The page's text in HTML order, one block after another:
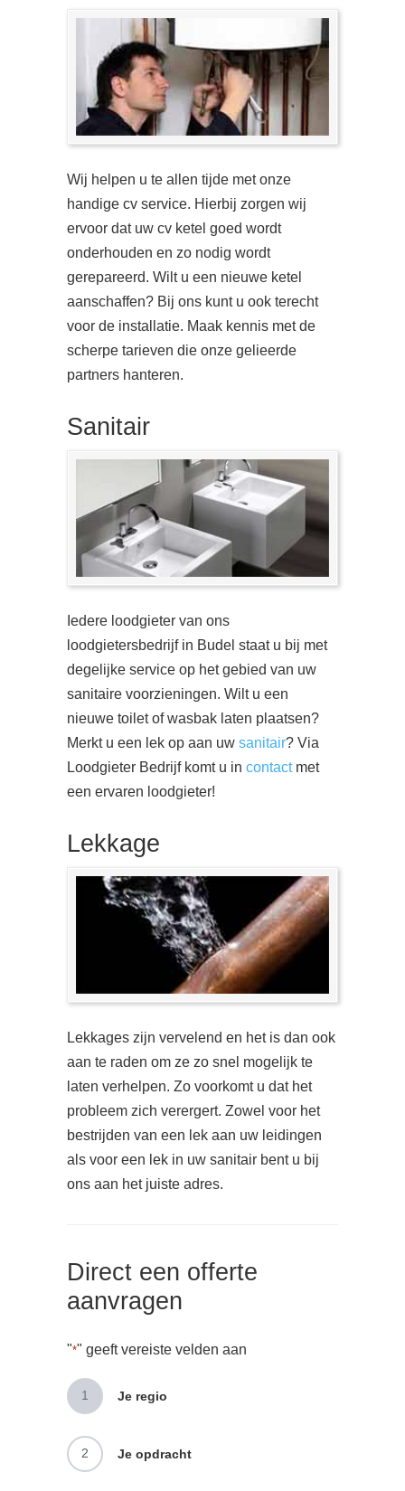
Wij helpen u te allen tijde met onze
handige cv service. Hierbij zorgen wij
ervoor dat uw cv ketel goed wordt
onderhouden en zo nodig wordt
gerepareerd. Wilt u een nieuwe ketel
aanschaffen? Bij ons kunt u ook terecht
voor de installatie. Maak kennis met de
scherpe tarieven die onze gelieerde
partners hanteren.
Sanitair
Iedere loodgieter van ons
loodgietersbedrijf in Budel staat u bij met
degelijke service op het gebied van uw
sanitaire voorzieningen. Wilt u een
nieuwe toilet of wasbak laten plaatsen?
Merkt u een lek op aan uw sanitair? Via
Loodgieter Bedrijf komt u in contactmet
een ervaren loodgieter!
Lekkage
Lekkages zijn vervelend en het is dan ook
aan te raden om ze zo snel mogelijk te
laten verhelpen. Zo voorkomt u dat het
probleem zich verergert. Zowel voor het
bestrijden van een lek aan uw leidingen
als voor een lek in uw sanitair bent u bij
ons aan het juiste adres.
Direct een offerte
aanvragen
"*" geeft vereiste velden aan
1 Je regio
2 Je opdracht